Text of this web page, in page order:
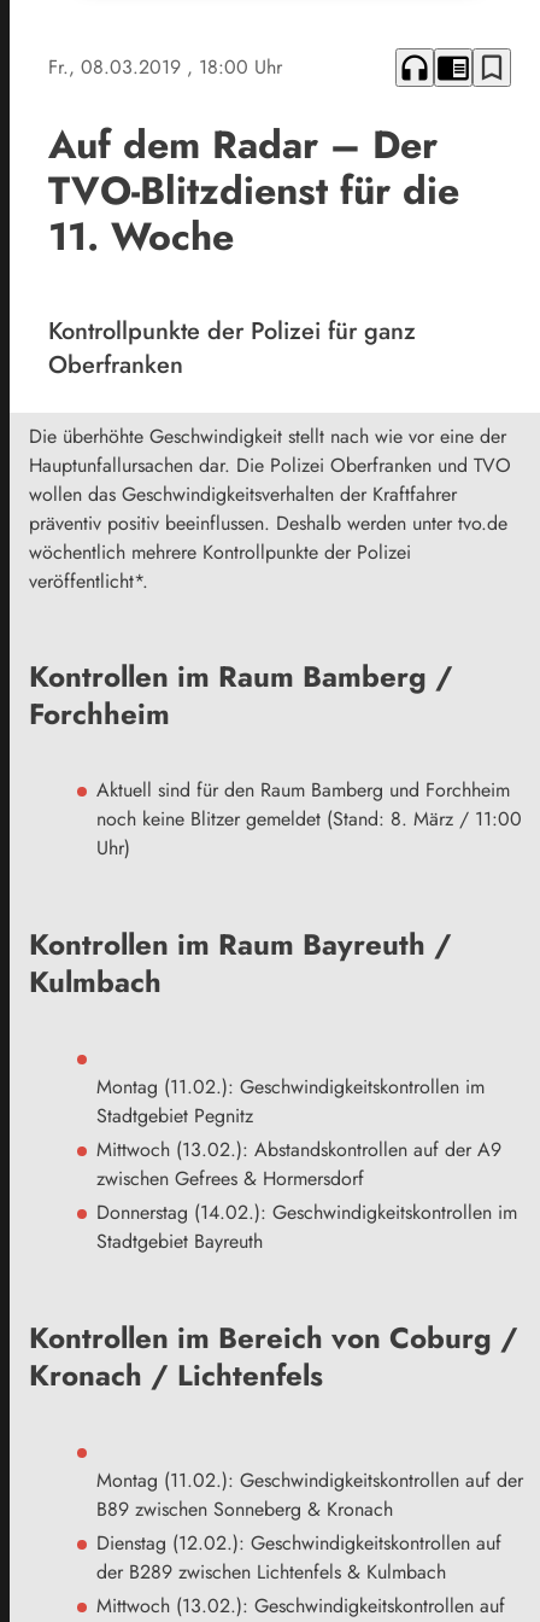
Fr., 08.03.2019 , 18:00 Uhr headphones chrome_reader_mode bookmark_border
Auf dem Radar – Der
TVO-Blitzdienst für die
11. Woche
Kontrollpunkte der Polizei für ganz
Oberfranken
Die überhöhte Geschwindigkeit stellt nach wie vor eine der
Hauptunfallursachen dar. Die Polizei Oberfranken und TVO
wollen das Geschwindigkeitsverhalten der Kraftfahrer
präventiv positiv beeinflussen. Deshalb werden unter tvo.de
wöchentlich mehrere Kontrollpunkte der Polizei
veröffentlicht*.
Kontrollen im Raum Bamberg /
Forchheim
Aktuell sind für den Raum Bamberg und Forchheim
noch keine Blitzer gemeldet (Stand: 8. März / 11:00
Uhr)
Kontrollen im Raum Bayreuth /
Kulmbach
Montag (11.02.): Geschwindigkeitskontrollen im
Stadtgebiet Pegnitz
Mittwoch (13.02.): Abstandskontrollen auf der A9
zwischen Gefrees & Hormersdorf
Donnerstag (14.02.): Geschwindigkeitskontrollen im
Stadtgebiet Bayreuth
Kontrollen im Bereich von Coburg /
Kronach / Lichtenfels
Montag (11.02.): Geschwindigkeitskontrollen auf der
B89 zwischen Sonneberg & Kronach
Dienstag (12.02.): Geschwindigkeitskontrollen auf
der B289 zwischen Lichtenfels & Kulmbach
Mittwoch (13.02.): Geschwindigkeitskontrollen auf